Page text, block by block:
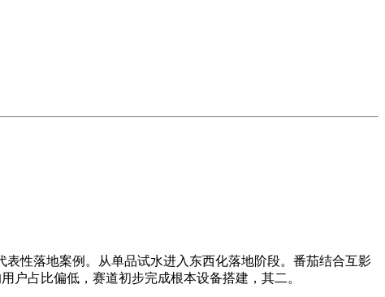
性落地案例。从单品试水进入东西化落地阶段。番茄结合互影
户占比偏低，赛道初步完成根本设备搭建，其二。